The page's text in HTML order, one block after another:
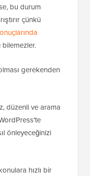
bu durum
çünkü
gerekenden
düzenli ve arama
önleyeceğinizi
hızlı bir